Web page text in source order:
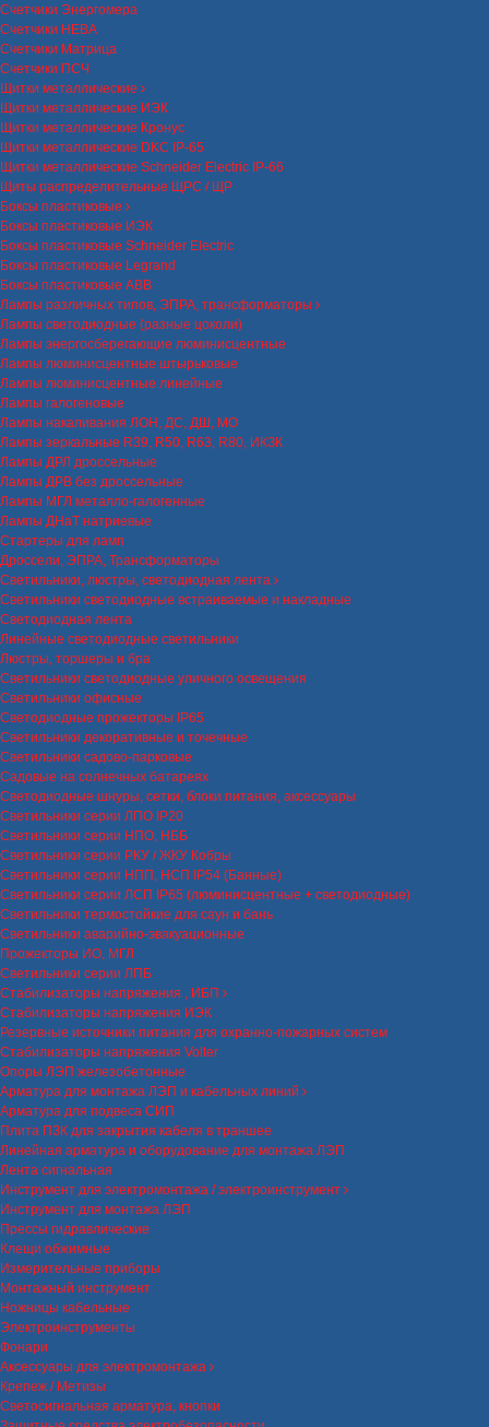
Счетчики Энергомера
Счетчики НЕВА
Счетчики Матрица
Счетчики ПСЧ
Щитки металлические
Щитки металлические ИЭК
Щитки металлические Кронус
Щитки металлические DKC IP-65
Щитки металлические Schneider Electric IP-66
Щиты распределительные ЩРС / ЩР
Боксы пластиковые
Боксы пластиковые ИЭК
Боксы пластиковые Schneider Electric
Боксы пластиковые Legrand
Боксы пластиковые ABB
Лампы различных типов, ЭПРА, трансформаторы
Лампы светодиодные (разные цоколи)
Лампы энергосберегающие люминисцентные
Лампы люминисцентные штырьковые
Лампы люминисцентные линейные
Лампы галогеновые
Лампы накаливания ЛОН, ДС, ДШ, МО
Лампы зеркальные R39, R50, R63, R80, ИКЗК
Лампы ДРЛ дроссельные
Лампы ДРВ без дроссельные
Лампы МГЛ металло-галогенные
Лампы ДНаТ натриевые
Стартеры для ламп
Дроссели, ЭПРА, Трансформаторы
Светильники, люстры, светодиодная лента
Светильники светодиодные встраиваемые и накладные
Светодиодная лента
Линейные светодиодные светильники
Люстры, торшеры и бра
Светильники светодиодные уличного освещения
Светильники офисные
Светодиодные прожекторы IP65
Светильники декоративные и точечные
Светильники садово-парковые
Садовые на солнечных батареях
Светодиодные шнуры, сетки, блоки питания, аксессуары
Светильники серии ЛПО IP20
Светильники серии НПО, НББ
Светильники серии РКУ / ЖКУ Кобры
Светильники серии НПП, НСП IP54 (Банные)
Светильники серии ЛСП IP65 (люминисцентные + светодиодные)
Светильники термостойкие для саун и бань
Светильники аварийно-эвакуационные
Прожекторы ИО, МГЛ
Светильники серии ЛПБ
Стабилизаторы напряжения , ИБП
Стабилизаторы напряжения ИЭК
Резервные источники питания для охранно-пожарных систем
Стабилизаторы напряжения Volter
Опоры ЛЭП железобетонные
Арматура для монтажа ЛЭП и кабельных линий
Арматура для подвеса СИП
Плита ПЗК для закрытия кабеля в траншее
Линейная арматура и оборудование для монтажа ЛЭП
Лента сигнальная
Инструмент для электромонтажа / электроинструмент
Инструмент для монтажа ЛЭП
Прессы гидравлические
Клещи обжимные
Измерительные приборы
Монтажный инструмент
Ножницы кабельные
Электроинструменты
Фонари
Аксессуары для электромонтажа
Крепеж / Метизы
Светосигнальная арматура, кнопки